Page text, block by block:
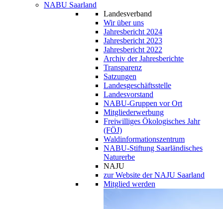
NABU Saarland
Landesverband
Wir über uns
Jahresbericht 2024
Jahresbericht 2023
Jahresbericht 2022
Archiv der Jahresberichte
Transparenz
Satzungen
Landesgeschäftsstelle
Landesvorstand
NABU-Gruppen vor Ort
Mitgliederwerbung
Freiwilliges Ökologisches Jahr
(FÖJ)
Waldinformationszentrum
NABU-Stiftung Saarländisches
Naturerbe
NAJU
zur Website der NAJU Saarland
Mitglied werden